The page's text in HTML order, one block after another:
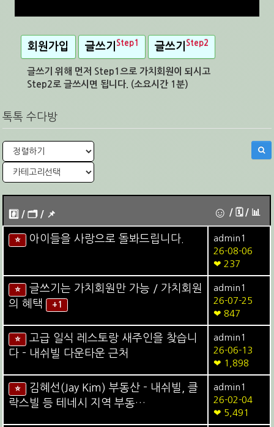
회원가입 글쓰기 Step1 글쓰기 Step2
글쓰기 위해 먼저 Step1으로 가치회원이 되시고
Step2로 글쓰시면 됩니다. (소요시간 1분)
톡톡 수다방
#️⃣ / 🗂️️️ / 📌️ ☺ / 🗓︎ / 📊
⭐ 아이들을 사랑으로 돌봐드립니다.
admin1
26-08-06
❤ 237
⭐
글쓰기는 가치회원만 가능 / 가치회원
의 혜택
+1
admin1
26-07-25
❤ 847
⭐
고급 일식 레스토랑 새주인을 찾습니
다 - 내쉬빌 다운타운 근처
admin1
26-06-13
❤ 1,898
⭐
김혜선(Jay Kim) 부동산 - 내쉬빌, 클
락스빌 등 테네시 지역 부동…
admin1
26-02-04
❤ 5,491